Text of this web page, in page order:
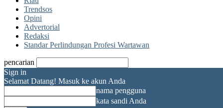
Trendsos
Opini
Advertorial
Redaksi
Standar Perlindungan Profesi Wartawan
pencarian
Sign in
Selamat Datang! Masuk ke akun Anda
nama pengguna
kata sandi Anda